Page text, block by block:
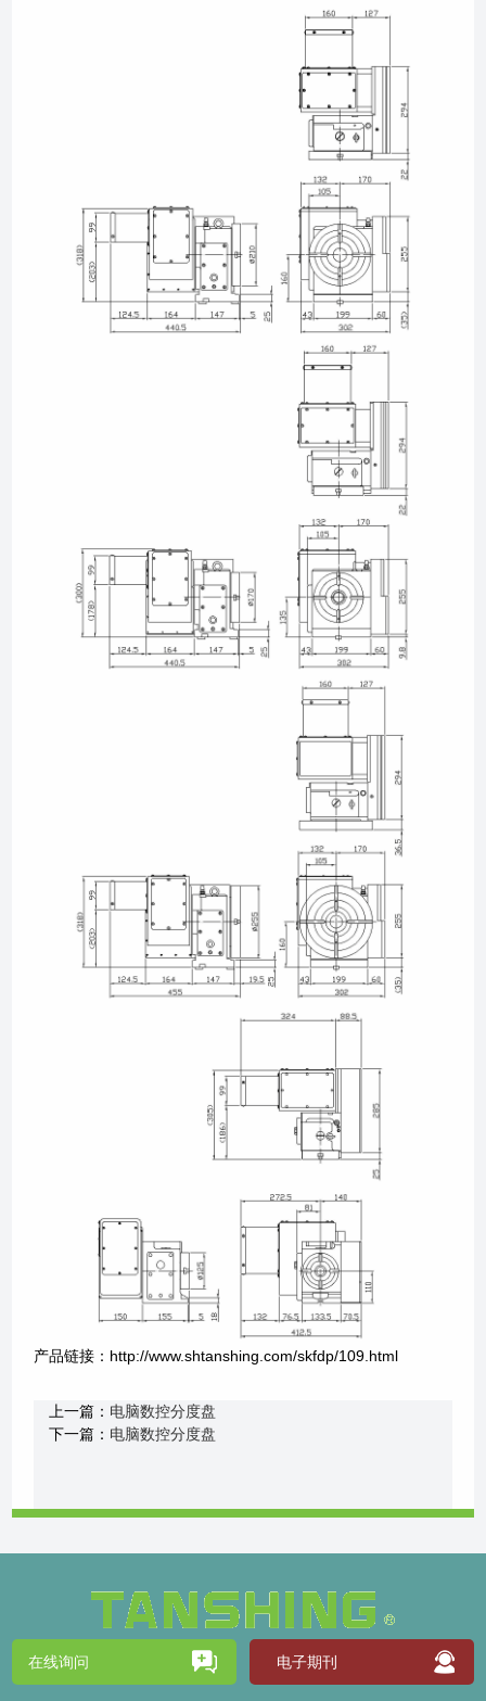
产品链接：http://www.shtanshing.com/skfdp/109.html
上一篇： 电脑数控分度盘
下一篇： 电脑数控分度盘
在线询问 电子期刊